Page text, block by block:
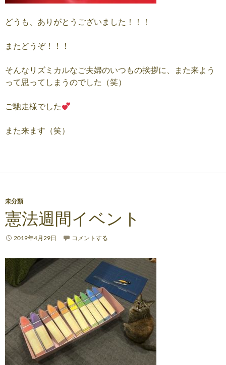
どうも、ありがとうございました！！！
またどうぞ！！！
そんなリズミカルなご夫婦のいつもの挨拶に、また来よう
って思ってしまうのでした（笑）
ご馳走様でした
また来ます（笑）
未分類
憲法週間イベント
2019年4月29日 コメントする